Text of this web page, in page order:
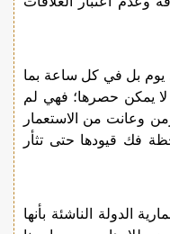
يوم بل في كل ساعة بما
يمكن حصرها؛ فهي لم
وعانت من الاستعمار
فك قيودها حتى تثأر
الدولة الناشئة بأنها